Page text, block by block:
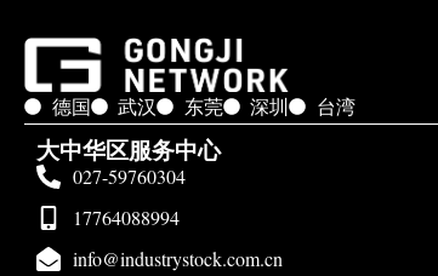
德国 武汉 东莞 深圳 台湾
大中华区服务中心
027-59760304
17764088994
info@industrystock.com.cn